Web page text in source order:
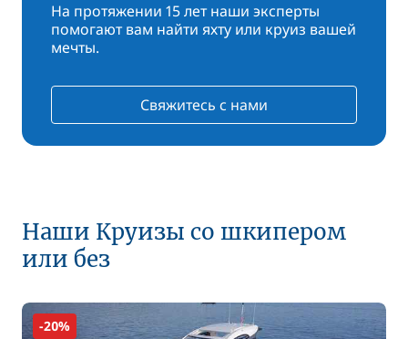
На протяжении 15 лет наши эксперты
помогают вам найти яхту или круиз вашей
мечты.
Свяжитесь с нами
Наши Круизы со шкипером
или без
-20%